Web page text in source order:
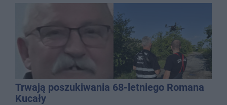
wielu stylizacji
Trwają poszukiwania 68-letniego Romana
Kucały